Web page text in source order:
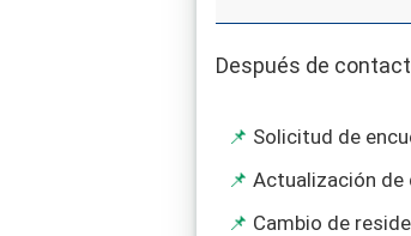
Después de
Solicitud de
Actualización de
Cambio de